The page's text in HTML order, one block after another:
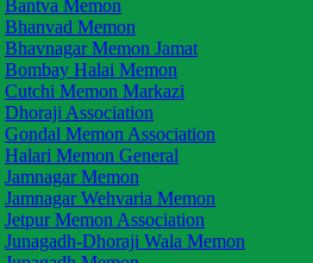
Bantva Memon
Bhanvad Memon
Bhavnagar Memon Jamat
Bombay Halai Memon
Cutchi Memon Markazi
Dhoraji Association
Gondal Memon Association
Halari Memon General
Jamnagar Memon
Jamnagar Wehvaria Memon
Jetpur Memon Association
Junagadh-Dhoraji Wala Memon